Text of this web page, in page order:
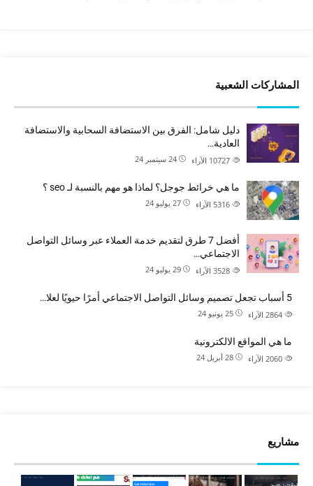
المشاركات الشعبية
دليل شامل: الفرق بين الاستضافة السحابية والاستضافة
العادية…
24 سبتمبر 24 الآراء
ما هي خرائط جوجل؟ لماذا هو مهم بالنسبة لـ seo ؟
27 يوليو 24 الآراء
أفضل 7 طرق لتقديم خدمة العملاء عبر وسائل التواصل
الاجتماعي…
29 يوليو 24 الآراء
5 أسباب تجعل تصميم وسائل التواصل الاجتماعي أمرًا حيويًا لعلا…
25 يونيو 24 الآراء
ما هي المواقع الالكترونية
28 أبريل 24 الآراء
مشاريع